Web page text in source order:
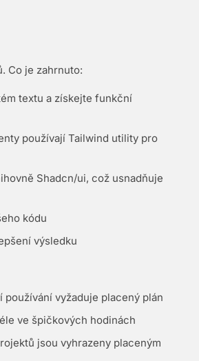
Co je zahrnuto:
textu a získejte funkční
používají Tailwind utility pro
Shadcn/ui, což usnadňuje
kódu
výsledku
vyžaduje placený plán
ve špičkových hodinách
jsou vyhrazeny placeným